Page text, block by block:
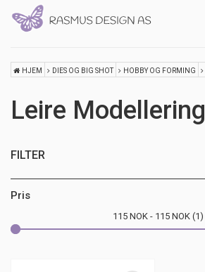
HJEM DIES OG BIG SHOT HOBBY OG FORMING
Leire Modellering
FILTER
Pris
115 NOK 115 NOK 1